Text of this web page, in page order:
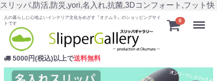
スリッパ,防活,防災,yori,名入れ,抗菌,3Dコンフォート,フット快
人の暮らしに心地よいインテリア文化をめざす『オクムラ』のショッピングサイ
トです
5000円(税込)以上で送料無料
0 Menu